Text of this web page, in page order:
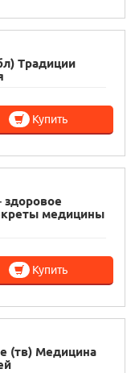
Традиции
Купить
здоровое
медицины
Купить
(тв) Медицина